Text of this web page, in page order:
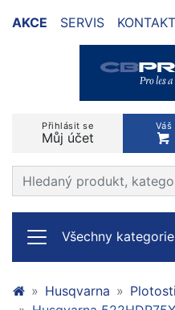
AKCE SERVIS
Přihlásit se
Můj účet
Váš
Prohledat web
Všechny kategorie
Husqvarna